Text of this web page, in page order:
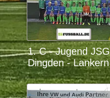
1. C - Jugend JSG
Dingden - Lankern